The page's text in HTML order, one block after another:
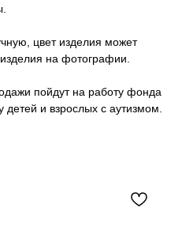
цвет изделия может
изделия на фотографии.
пойдут на работу фонда
детей и взрослых с аутизмом.